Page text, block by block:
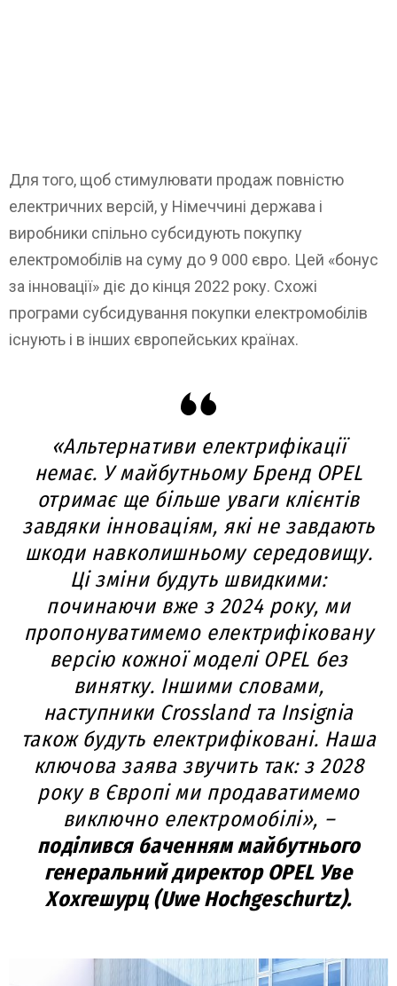
Для того, щоб стимулювати продаж повністю
електричних версій, у Німеччині держава і
виробники спільно субсидують покупку
електромобілів на суму до 9 000 євро. Цей «бонус
за інновації» діє до кінця 2022 року. Схожі
програми субсидування покупки електромобілів
існують і в інших європейських країнах.
«Альтернативи електрифікації
немає. У майбутньому Бренд OPEL
отримає ще більше уваги клієнтів
завдяки інноваціям, які не завдають
шкоди навколишньому середовищу.
Ці зміни будуть швидкими:
починаючи вже з 2024 року, ми
пропонуватимемо електрифіковану
версію кожної моделі OPEL без
винятку. Іншими словами,
наступники Crossland та Insignia
також будуть електрифіковані. Наша
ключова заява звучить так: з 2028
року в Європі ми продаватимемо
виключно електромобілі», –
поділився баченням майбутнього
генеральний директор OPEL Уве
Хохгешурц (Uwe Hochgeschurtz).